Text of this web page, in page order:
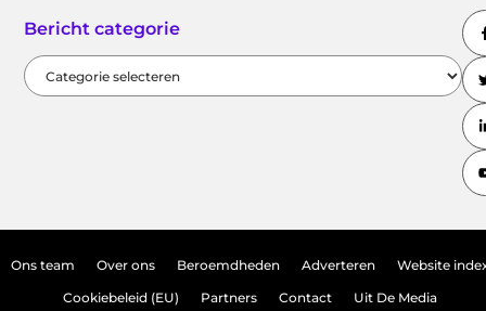
Bericht categorie
Ons team Over ons Beroemdheden Adverteren Website
Cookiebeleid (EU) Partners Contact Uit De Media